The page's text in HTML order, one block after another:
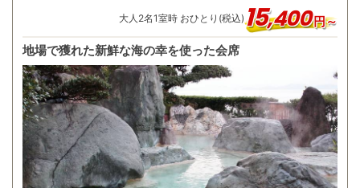
大人 2名1室時 おひとり(税込)15,400円～
地場で獲れた新鮮な海の幸を使った会席